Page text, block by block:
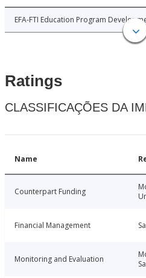
EFA-FTI Education Program
Ratings
CLASSIFICAÇÕES DA
Name
Counterpart Funding
Financial Management
Monitoring and Evaluation